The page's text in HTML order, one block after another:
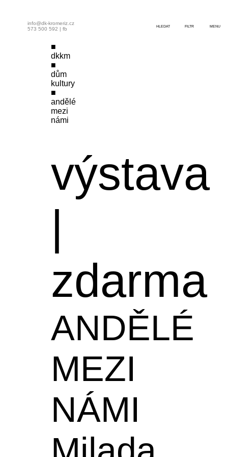
dkkm
dům
kultury
andělé
mezi
námi
výstava
|
zdarma
ANDĚLÉ
MEZI
NÁMI
info@dk-kromeriz.cz
573 500 592 | fb HLEDAT FILTR MENU